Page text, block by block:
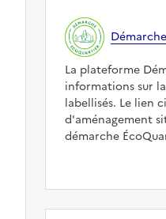
La plateforme
informations sur
labellisés. Le lien
d'aménagement
démarche